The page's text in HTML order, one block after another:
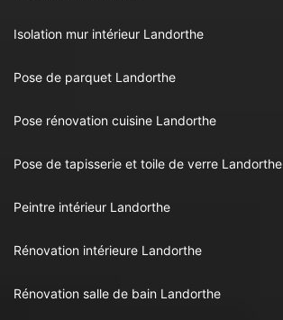
Isolation mur intérieur Landorthe
Pose de parquet Landorthe
Pose rénovation cuisine Landorthe
Pose de tapisserie et toile de verre Landorthe
Peintre intérieur Landorthe
Rénovation intérieure Landorthe
Rénovation salle de bain Landorthe